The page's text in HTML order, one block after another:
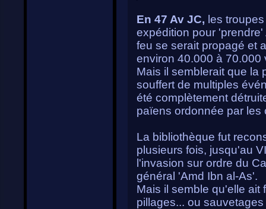
En 47 Av JC, les
expédition pour
feu se serait propagé et
environ 40.000 à 70.000
Mais il semblerait que la
souffert de multiples
été complètement
païens ordonnée par les
La bibliothèque fut
plusieurs fois, jusqu'au
l'invasion sur ordre du
général 'Amd Ibn al-As'.
Mais il semble qu'elle ait
pillages... ou